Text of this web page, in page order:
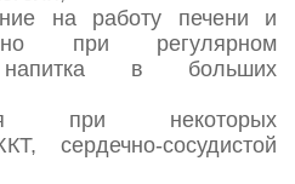
на работу печени и
при регулярном
напитка в больших
при некоторых
сердечно-сосудистой